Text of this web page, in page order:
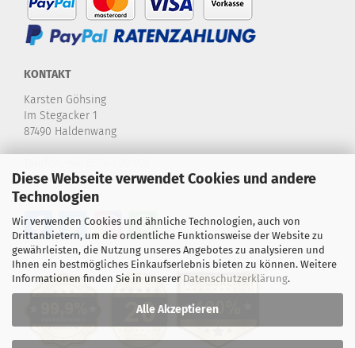
Diese Webseite verwendet Cookies und andere
Technologien
Wir verwenden Cookies und ähnliche Technologien, auch von
Drittanbietern, um die ordentliche Funktionsweise der Website zu
gewährleisten, die Nutzung unseres Angebotes zu analysieren und
Ihnen ein bestmögliches Einkaufserlebnis bieten zu können. Weitere
Informationen finden Sie in unserer Datenschutzerklärung.
Alle Akzeptieren
KONTAKT
Karsten Göhsing
Im Stegacker 1
87490 Haldenwang
E-Mail:info@karstensdartshop.de